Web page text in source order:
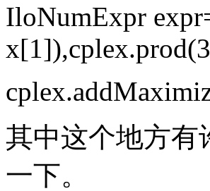
IloNumExpr
其中这个地方有
一下。